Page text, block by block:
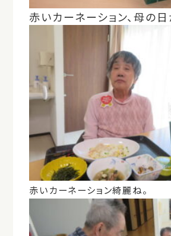
赤いカーネーション、母の日
赤いカーネーション綺麗ね。